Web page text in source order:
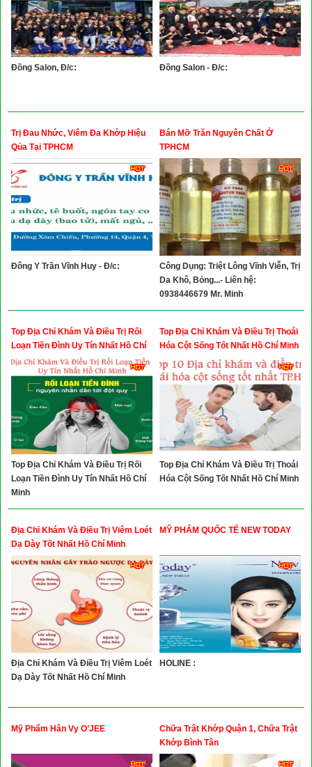
Đồng Salon, Đ/c: Đồng Salon - Đ/c:
Trị Đau Nhức, Viêm Đa Khớp Hiệu
Qủa Tại TPHCM
Đông Y Trần Vĩnh Huy - Đ/c:
Bán Mỡ Trăn Nguyên Chất Ở
TPHCM
Công Dụng: Triệt Lông Vĩnh Viễn, Trị
Da Khô, Bỏng...- Liên hệ:
0938446679 Mr. Minh
Top Địa Chỉ Khám Và Điều Trị Rối
Loạn Tiền Đình Uy Tín Nhất Hồ Chí
Minh
Top Địa Chỉ Khám Và Điều Trị Rối
Loạn Tiền Đình Uy Tín Nhất Hồ Chí
Minh
Top Địa Chỉ Khám Và Điều Trị Thoái
Hóa Cột Sống Tốt Nhất Hồ Chí Minh
Top Địa Chỉ Khám Và Điều Trị Thoái
Hóa Cột Sống Tốt Nhất Hồ Chí Minh
Địa Chỉ Khám Và Điều Trị Viêm Loét
Dạ Dày Tốt Nhất Hồ Chí Minh
Địa Chỉ Khám Và Điều Trị Viêm Loét
Dạ Dày Tốt Nhất Hồ Chí Minh
MỸ PHẨM QUỐC TẾ NEW TODAY
HOLINE :
Mỹ Phẩm Hân Vy O’JEE
Chữa Trật Khớp Quận 1, Chữa Trật
Khớp Bình Tân